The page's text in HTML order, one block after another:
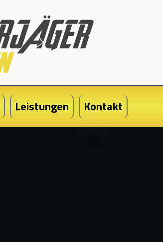
Leistungen Kontakt